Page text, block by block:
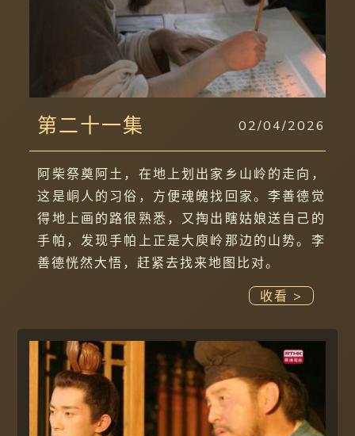
第二十一集 02/04/2026
阿柴祭奠阿土，在地上划出家乡山岭的走向，
这是峒人的习俗，方便魂魄找回家。李善德觉
得地上画的路很熟悉，又掏出瞎姑娘送自己的
手帕，发现手帕上正是大庾岭那边的山势。李
善德恍然大悟，赶紧去找来地图比对。
收看 >